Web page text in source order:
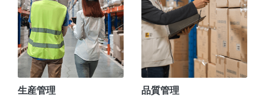
生産管理 品質管理